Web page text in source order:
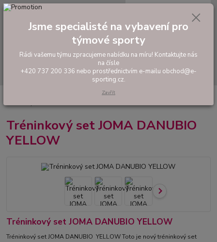
Hledat
tel: +420 737 200 336
0,00 Kč
Tréninkové oblečení
Tréninkový set JOMA DANUBIO YELLOW
Tréninkový set JOMA DANUBIO
YELLOW
Tréninkový set JOMA DANUBIO YELLOW
Tréninkový set JOMA DANUBIO YELLOW Toto je nový tréninkový set
Jsme specialisté na vybavení pro
týmové sporty
Rádi vašemu týmu zpracujeme nabídku na míru! Kontaktujte nás
na čísle
+420 737 200 336 nebo prostřednictvím e-mailu obchod@e-
sporting.cz.
Zavřít